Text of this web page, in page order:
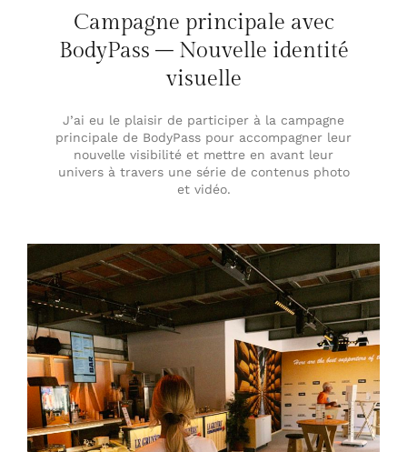
Campagne principale avec
BodyPass – Nouvelle identité
visuelle
J’ai eu le plaisir de participer à la campagne
principale de BodyPass pour accompagner leur
nouvelle visibilité et mettre en avant leur
univers à travers une série de contenus photo
et vidéo.